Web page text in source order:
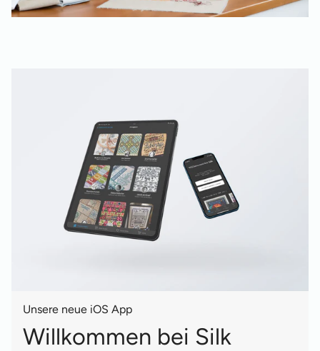
Unsere neue iOS App
Willkommen bei Silk